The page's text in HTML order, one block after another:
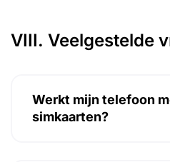
VIII. Veelgestelde
Werkt mijn telefoon
simkaarten?